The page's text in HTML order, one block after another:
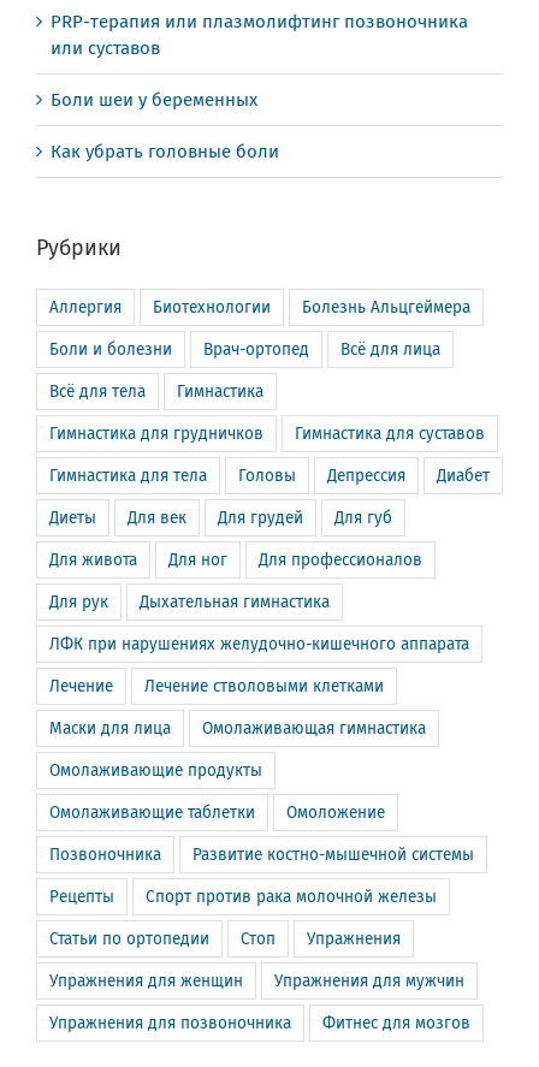
PRP-терапия или плазмолифтинг позвоночника
или суставов
Боли шеи у беременных
Как убрать головные боли
Рубрики
Аллергия Биотехнологии Болезнь Альцгеймера
Боли и болезни Врач-ортопед Всё для лица
Всё для тела Гимнастика
Гимнастика для грудничков Гимнастика для суставов
Гимнастика для тела Головы Депрессия Диабет
Диеты Для век Для грудей Для губ
Для живота Для ног Для профессионалов
Для рук Дыхательная гимнастика
ЛФК при нарушениях желудочно-кишечного аппарата
Лечение Лечение стволовыми клетками
Маски для лица Омолаживающая гимнастика
Омолаживающие продукты
Омолаживающие таблетки Омоложение
Позвоночника Развитие костно-мышечной системы
Рецепты Спорт против рака молочной железы
Статьи по ортопедии Стоп Упражнения
Упражнения для женщин Упражнения для мужчин
Упражнения для позвоночника Фитнес для мозгов